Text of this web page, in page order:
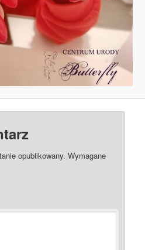
opublikowany. Wymagane